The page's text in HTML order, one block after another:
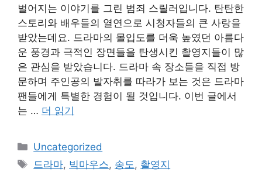
벌어지는 이야기를 그린 범죄 스릴러입니다. 탄탄한
스토리와 배우들의 열연으로 시청자들의 큰 사랑을
받았는데요. 드라마의 몰입도를 더욱 높였던 아름다
운 풍경과 극적인 장면들을 탄생시킨 촬영지들이 많
은 관심을 받았습니다. 드라마 속 장소들을 직접 방
문하며 주인공의 발자취를 따라가 보는 것은 드라마
팬들에게 특별한 경험이 될 것입니다. 이번 글에서
는 … 더 읽기
카
테
Uncategorized
태
드라마, 빅마우스, 송도 , 촬영지